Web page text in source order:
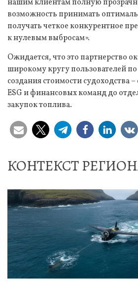
нашим клиентам полную
возможность принимать
получать четкое конкурентное
к нулевым выбросам».
Ожидается, что это партнерство
широкому кругу пользователей
создания стоимости судоходства
ESG и финансовых команд до
закупок топлива.
КОНТЕКСТ